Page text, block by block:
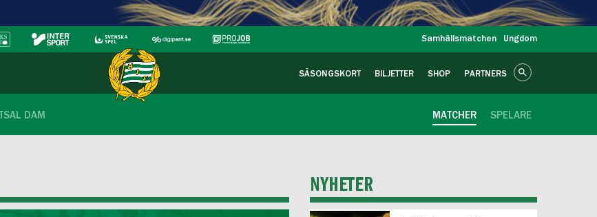
Samhällsmatchen Ungdom
SÄSONGSKORT BILJETTER SHOP PARTNERS
DAM SPELARE
MATCHER
NYHETER